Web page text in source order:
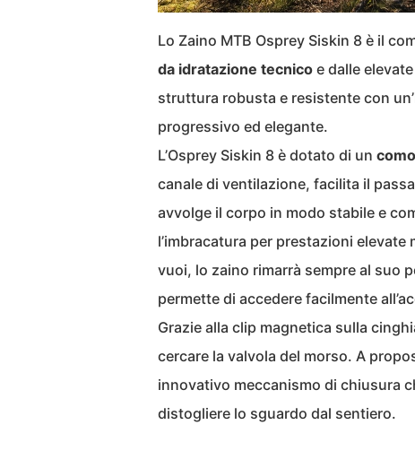
Lo Zaino MTB Osprey Siskin 8 è il
da idratazione tecnico e dalle
struttura robusta e resistente con
progressivo ed elegante.
L’Osprey Siskin 8 è dotato di un
canale di ventilazione, facilita il
avvolge il corpo in modo stabile e
l’imbracatura per prestazioni
vuoi, lo zaino rimarrà sempre al suo
permette di accedere facilmente
Grazie alla clip magnetica sulla
cercare la valvola del morso. A
innovativo meccanismo di chiusura
distogliere lo sguardo dal sentiero.